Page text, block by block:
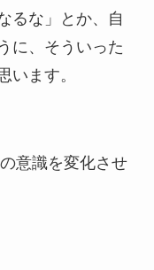
るな」とか、
自
に、 そういった
います。
意識を変化させ